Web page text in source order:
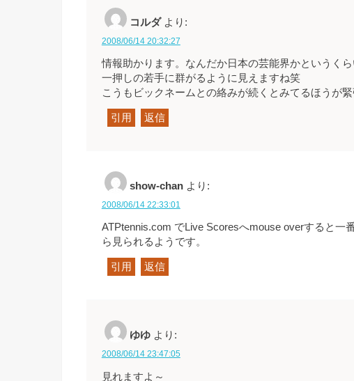
コルダ より:
2008/06/14 20:32:27
情報助かります。なんだか日本の芸能界かというくら
一押しの若手に群がるように見えますね笑
こうもビックネームとの絡みが続くとみてるほうが緊
引用 返信
show-chan より:
2008/06/14 22:33:01
ATPtennis.com でLive Scoresへmouse overすると一
ら見られるようです。
引用 返信
ゆゆ より:
2008/06/14 23:47:05
見れますよ～